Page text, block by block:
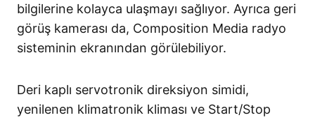
bilgilerine kolayca ulaşmayı sağlıyor. Ayrıca geri
görüş kamerası da, Composition Media radyo
sisteminin ekranından görülebiliyor.
Deri kaplı servotronik direksiyon simidi,
yenilenen klimatronik kliması ve Start/Stop